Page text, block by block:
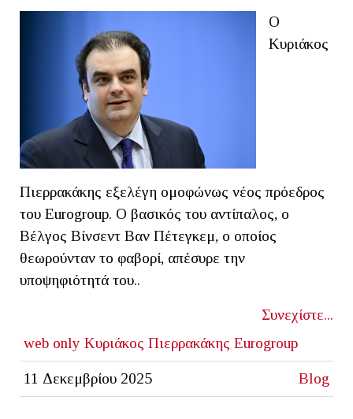
O
Κυριάκος
Πιερρακάκης εξελέγη ομοφώνως νέος πρόεδρος
του Eurogroup. O βασικός του αντίπαλος, ο
Βέλγος Βίνσεντ Βαν Πέτεγκεμ, ο οποίος
θεωρούνταν το φαβορί, απέσυρε την
υποψηφιότητά του..
Συνεχίστε...
web only Κυριάκος Πιερρακάκης Eurogroup
11 Δεκεμβρίου 2025 Blog